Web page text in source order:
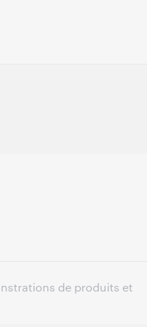
de produits et